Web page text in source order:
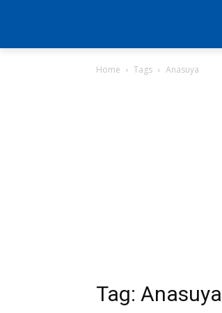
Home Tags Anasuya
Tag: Anasuya